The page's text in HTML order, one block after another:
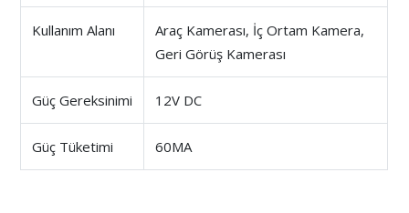
Kullanım Alanı
Araç Kamerası, İç Ortam Kamera,
Geri Görüş Kamerası
Güç Gereksinimi 12V DC
Güç Tüketimi 60MA